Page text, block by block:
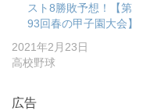
スト8勝敗予想！【第
93回春の甲子園大会】
2021年2月23日
高校野球
広告